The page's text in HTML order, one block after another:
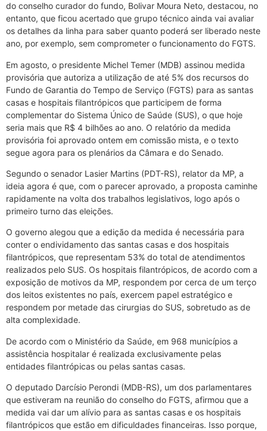
do conselho curador do fundo, Bolivar Moura Neto, destacou, no
entanto, que ficou acertado que grupo técnico ainda vai avaliar
os detalhes da linha para saber quanto poderá ser liberado neste
ano, por exemplo, sem comprometer o funcionamento do FGTS.
Em agosto, o presidente Michel Temer (MDB) assinou medida
provisória que autoriza a utilização de até 5% dos recursos do
Fundo de Garantia do Tempo de Serviço (FGTS) para as santas
casas e hospitais filantrópicos que participem de forma
complementar do Sistema Único de Saúde (SUS), o que hoje
seria mais que R$ 4 bilhões ao ano. O relatório da medida
provisória foi aprovado ontem em comissão mista, e o texto
segue agora para os plenários da Câmara e do Senado.
Segundo o senador Lasier Martins (PDT-RS), relator da MP, a
ideia agora é que, com o parecer aprovado, a proposta caminhe
rapidamente na volta dos trabalhos legislativos, logo após o
primeiro turno das eleições.
O governo alegou que a edição da medida é necessária para
conter o endividamento das santas casas e dos hospitais
filantrópicos, que representam 53% do total de atendimentos
realizados pelo SUS. Os hospitais filantrópicos, de acordo com a
exposição de motivos da MP, respondem por cerca de um terço
dos leitos existentes no país, exercem papel estratégico e
respondem por metade das cirurgias do SUS, sobretudo as de
alta complexidade.
De acordo com o Ministério da Saúde, em 968 municípios a
assistência hospitalar é realizada exclusivamente pelas
entidades filantrópicas ou pelas santas casas.
O deputado Darcísio Perondi (MDB-RS), um dos parlamentares
que estiveram na reunião do conselho do FGTS, afirmou que a
medida vai dar um alívio para as santas casas e os hospitais
filantrópicos que estão em dificuldades financeiras. Isso porque,